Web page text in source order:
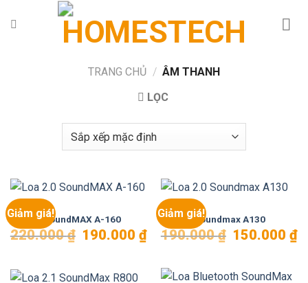
đến
TRANG CHỦ / ÂM THANH
LỌC
Giảm giá!
LOA
Loa 2.0 SoundMAX A-160
220.000₫
Giá
gốc
190.000 ₫Giá
hiện
190.000 ₫.
Giảm giá!
LOA
Loa 2.0 Soundmax A130
190.000₫
Giá
gốc
150.000 ₫